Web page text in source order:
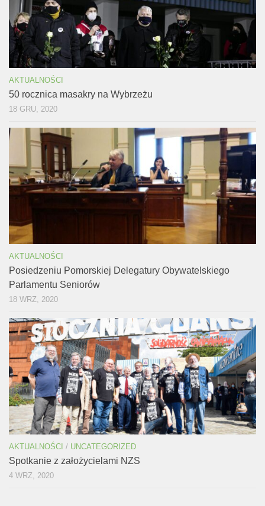
AKTUALNOŚCI
50 rocznica masakry na Wybrzeżu
18 GRU, 2020
AKTUALNOŚCI
Posiedzeniu Pomorskiej Delegatury Obywatelskiego
Parlamentu Seniorów
18 WRZ, 2020
AKTUALNOŚCI / UNCATEGORIZED
Spotkanie z założycielami NZS
4 WRZ, 2020